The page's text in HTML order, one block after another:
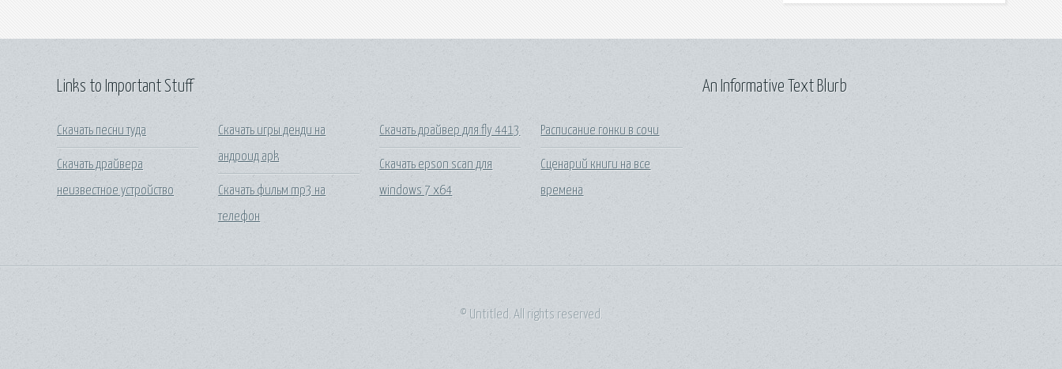
Links to Important Stuff
Скачать песни туда
Скачать драйвера
неизвестное устройство
Скачать игры денди на
андроид apk
Скачать фильм mp3 на
телефон
Скачать драйвер для fly 4413
Скачать epson scan для
windows 7 x64
Расписание гонки в сочи
Сценарий книги на все
времена
An Informative Text Blurb
© Untitled. All rights reserved.